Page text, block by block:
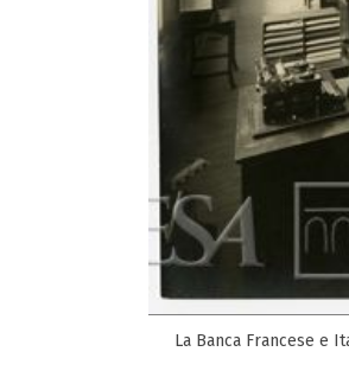
La Banca Francese e